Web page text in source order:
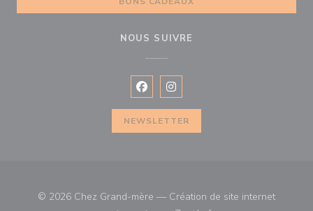
NOUS SUIVRE
Facebook ((ouvre une nouvelle
Instagram ((ouvre une
NEWSLETTER
© 2026 Chez Grand-mère — Création de site internet